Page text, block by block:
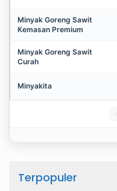
Minyak Goreng Sawit
Kemasan Premium
Minyak Goreng Sawit
Curah
Minyakita
Terpopuler